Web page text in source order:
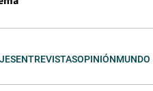
ENTREVISTASOPINIÓNMUNDO